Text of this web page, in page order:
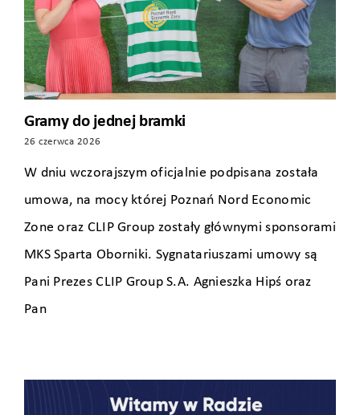
Gramy do jednej bramki
26 czerwca 2026
W dniu wczorajszym oficjalnie podpisana została
umowa, na mocy której Poznań Nord Economic
Zone oraz CLIP Group zostały głównymi sponsorami
MKS Sparta Oborniki. Sygnatariuszami umowy są
Pani Prezes CLIP Group S.A. Agnieszka Hipś oraz
Pan